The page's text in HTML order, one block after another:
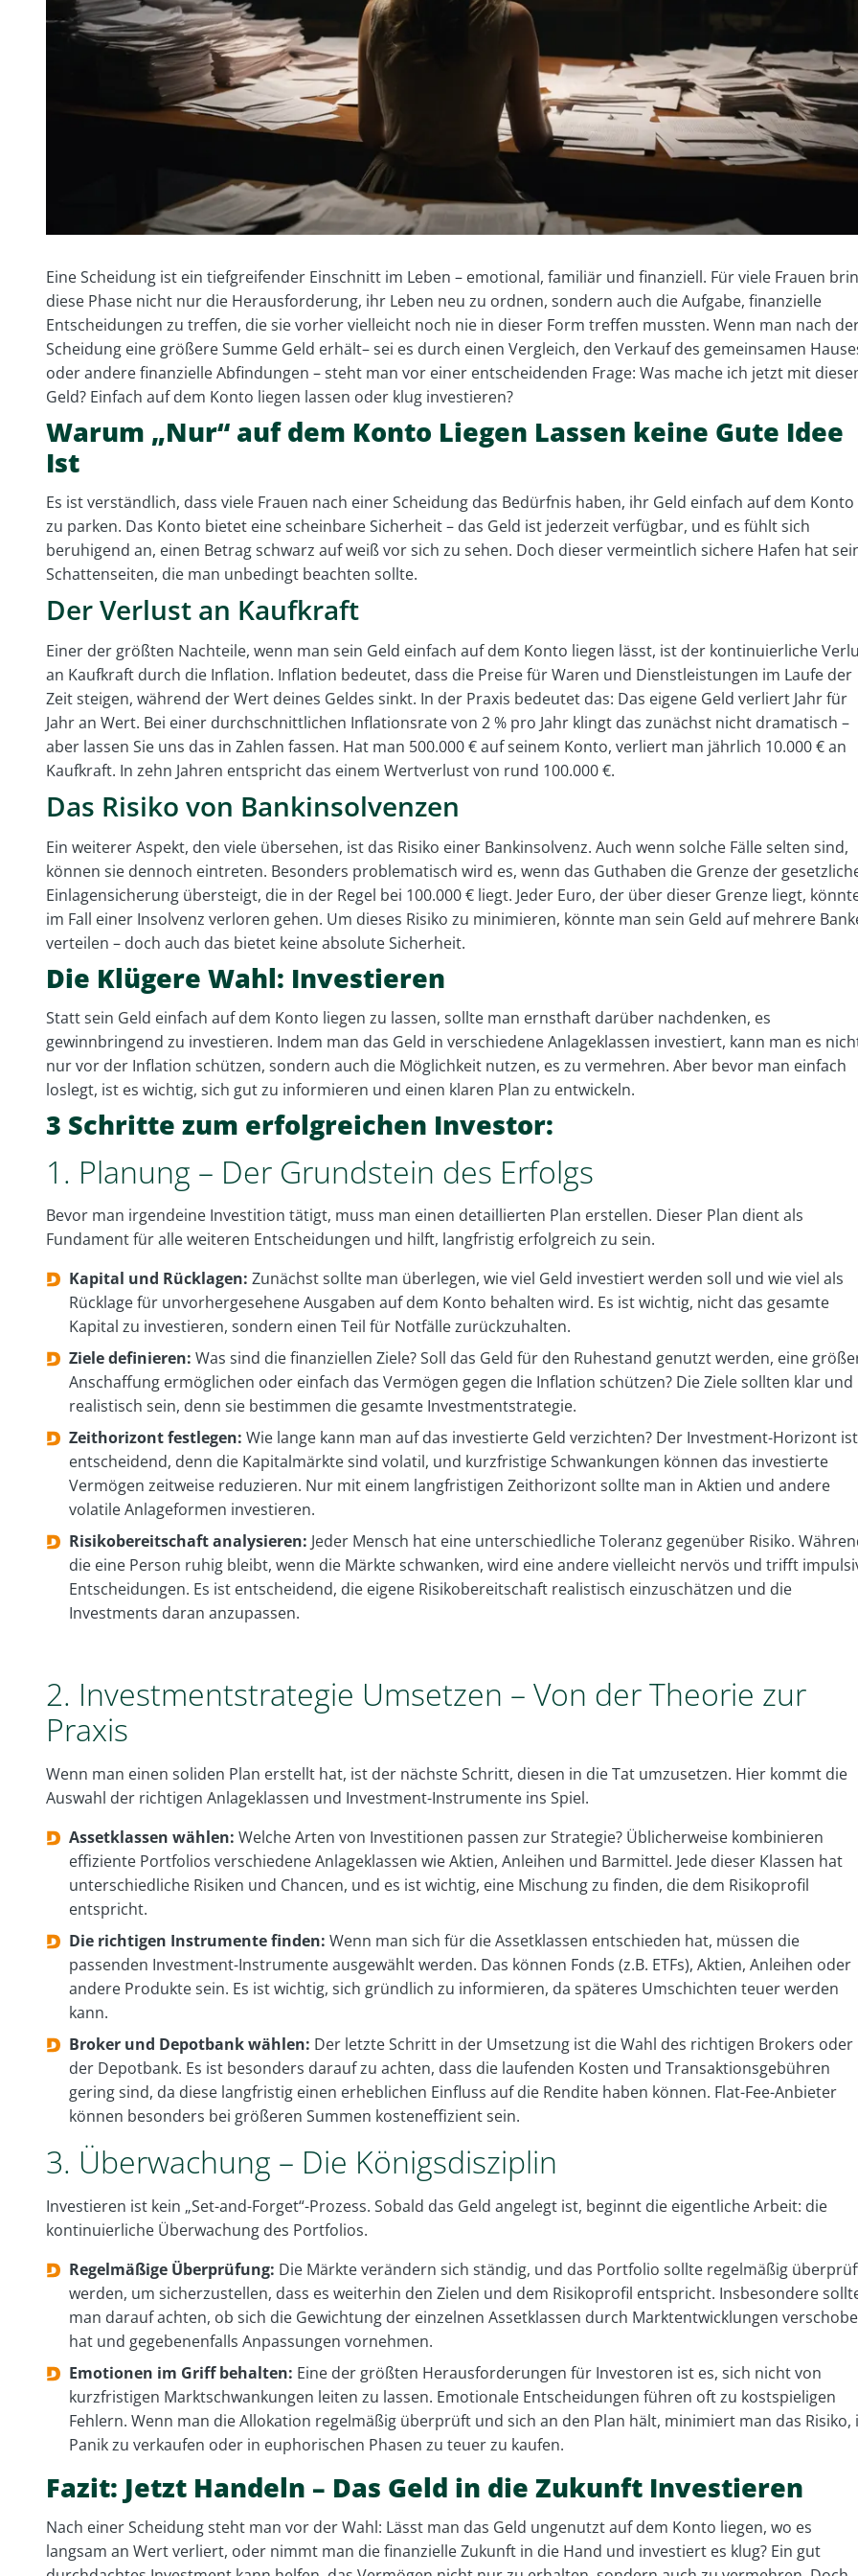
Eine Scheidung ist ein tiefgreifender Einschnitt im Leben – emotional, familiär und finanziell. Für viele Frauen
diese Phase nicht nur die Herausforderung, ihr Leben neu zu ordnen, sondern auch die Aufgabe, finanzielle
Entscheidungen zu treffen, die sie vorher vielleicht noch nie in dieser Form treffen mussten. Wenn man nach
Scheidung eine größere Summe Geld erhält– sei es durch einen Vergleich, den Verkauf des gemeinsamen
oder andere finanzielle Abfindungen – steht man vor einer entscheidenden Frage: Was mache ich jetzt mit
Geld? Einfach auf dem Konto liegen lassen oder klug investieren?
Warum „Nur“ auf dem Konto Liegen Lassen keine Gute Idee
Ist
Es ist verständlich, dass viele Frauen nach einer Scheidung das Bedürfnis haben, ihr Geld einfach auf dem Konto
zu parken. Das Konto bietet eine scheinbare Sicherheit – das Geld ist jederzeit verfügbar, und es fühlt sich
beruhigend an, einen Betrag schwarz auf weiß vor sich zu sehen. Doch dieser vermeintlich sichere Hafen hat
Schattenseiten, die man unbedingt beachten sollte.
Der Verlust an Kaufkraft
Einer der größten Nachteile, wenn man sein Geld einfach auf dem Konto liegen lässt, ist der kontinuierliche
an Kaufkraft durch die Inflation. Inflation bedeutet, dass die Preise für Waren und Dienstleistungen im Laufe der
Zeit steigen, während der Wert deines Geldes sinkt. In der Praxis bedeutet das: Das eigene Geld verliert Jahr für
Jahr an Wert. Bei einer durchschnittlichen Inflationsrate von 2 % pro Jahr klingt das zunächst nicht dramatisch –
aber lassen Sie uns das in Zahlen fassen. Hat man 500.000 € auf seinem Konto, verliert man jährlich 10.000 € an
Kaufkraft. In zehn Jahren entspricht das einem Wertverlust von rund 100.000 €.
Das Risiko von Bankinsolvenzen
Ein weiterer Aspekt, den viele übersehen, ist das Risiko einer Bankinsolvenz. Auch wenn solche Fälle selten sind,
können sie dennoch eintreten. Besonders problematisch wird es, wenn das Guthaben die Grenze der
Einlagensicherung übersteigt, die in der Regel bei 100.000 € liegt. Jeder Euro, der über dieser Grenze liegt,
im Fall einer Insolvenz verloren gehen. Um dieses Risiko zu minimieren, könnte man sein Geld auf mehrere
verteilen – doch auch das bietet keine absolute Sicherheit.
Die Klügere Wahl: Investieren
Statt sein Geld einfach auf dem Konto liegen zu lassen, sollte man ernsthaft darüber nachdenken, es
gewinnbringend zu investieren. Indem man das Geld in verschiedene Anlageklassen investiert, kann man es
nur vor der Inflation schützen, sondern auch die Möglichkeit nutzen, es zu vermehren. Aber bevor man einfach
loslegt, ist es wichtig, sich gut zu informieren und einen klaren Plan zu entwickeln.
3 Schritte zum erfolgreichen Investor:
1. Planung – Der Grundstein des Erfolgs
Bevor man irgendeine Investition tätigt, muss man einen detaillierten Plan erstellen. Dieser Plan dient als
Fundament für alle weiteren Entscheidungen und hilft, langfristig erfolgreich zu sein.
Kapital und Rücklagen: Zunächst sollte man überlegen, wie viel Geld investiert werden soll und wie viel als
Rücklage für unvorhergesehene Ausgaben auf dem Konto behalten wird. Es ist wichtig, nicht das gesamte
Kapital zu investieren, sondern einen Teil für Notfälle zurückzuhalten.
Ziele definieren: Was sind die finanziellen Ziele? Soll das Geld für den Ruhestand genutzt werden, eine
Anschaffung ermöglichen oder einfach das Vermögen gegen die Inflation schützen? Die Ziele sollten klar und
realistisch sein, denn sie bestimmen die gesamte Investmentstrategie.
Zeithorizont festlegen: Wie lange kann man auf das investierte Geld verzichten? Der Investment-Horizont ist
entscheidend, denn die Kapitalmärkte sind volatil, und kurzfristige Schwankungen können das investierte
Vermögen zeitweise reduzieren. Nur mit einem langfristigen Zeithorizont sollte man in Aktien und andere
volatile Anlageformen investieren.
Risikobereitschaft analysieren: Jeder Mensch hat eine unterschiedliche Toleranz gegenüber Risiko.
die eine Person ruhig bleibt, wenn die Märkte schwanken, wird eine andere vielleicht nervös und trifft
Entscheidungen. Es ist entscheidend, die eigene Risikobereitschaft realistisch einzuschätzen und die
Investments daran anzupassen.
2. Investmentstrategie Umsetzen – Von der Theorie zur
Praxis
Wenn man einen soliden Plan erstellt hat, ist der nächste Schritt, diesen in die Tat umzusetzen. Hier kommt die
Auswahl der richtigen Anlageklassen und Investment-Instrumente ins Spiel.
Assetklassen wählen: Welche Arten von Investitionen passen zur Strategie? Üblicherweise kombinieren
effiziente Portfolios verschiedene Anlageklassen wie Aktien, Anleihen und Barmittel. Jede dieser Klassen hat
unterschiedliche Risiken und Chancen, und es ist wichtig, eine Mischung zu finden, die dem Risikoprofil
entspricht.
Die richtigen Instrumente finden: Wenn man sich für die Assetklassen entschieden hat, müssen die
passenden Investment-Instrumente ausgewählt werden. Das können Fonds (z.B. ETFs), Aktien, Anleihen oder
andere Produkte sein. Es ist wichtig, sich gründlich zu informieren, da späteres Umschichten teuer werden
kann.
Broker und Depotbank wählen: Der letzte Schritt in der Umsetzung ist die Wahl des richtigen Brokers oder
der Depotbank. Es ist besonders darauf zu achten, dass die laufenden Kosten und Transaktionsgebühren
gering sind, da diese langfristig einen erheblichen Einfluss auf die Rendite haben können. Flat-Fee-Anbieter
können besonders bei größeren Summen kosteneffizient sein.
3. Überwachung – Die Königsdisziplin
Investieren ist kein „Set-and-Forget“-Prozess. Sobald das Geld angelegt ist, beginnt die eigentliche Arbeit: die
kontinuierliche Überwachung des Portfolios.
Regelmäßige Überprüfung: Die Märkte verändern sich ständig, und das Portfolio sollte regelmäßig
werden, um sicherzustellen, dass es weiterhin den Zielen und dem Risikoprofil entspricht. Insbesondere
man darauf achten, ob sich die Gewichtung der einzelnen Assetklassen durch Marktentwicklungen
hat und gegebenenfalls Anpassungen vornehmen.
Emotionen im Griff behalten: Eine der größten Herausforderungen für Investoren ist es, sich nicht von
kurzfristigen Marktschwankungen leiten zu lassen. Emotionale Entscheidungen führen oft zu kostspieligen
Fehlern. Wenn man die Allokation regelmäßig überprüft und sich an den Plan hält, minimiert man das Risiko,
Panik zu verkaufen oder in euphorischen Phasen zu teuer zu kaufen.
Fazit: Jetzt Handeln – Das Geld in die Zukunft Investieren
Nach einer Scheidung steht man vor der Wahl: Lässt man das Geld ungenutzt auf dem Konto liegen, wo es
langsam an Wert verliert, oder nimmt man die finanzielle Zukunft in die Hand und investiert es klug? Ein gut